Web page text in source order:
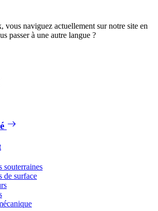
vous naviguez actuellement sur notre site en
passer à une autre langue ?
souterraines
de surface